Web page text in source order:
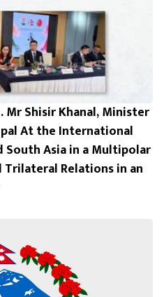
Mr Shisir Khanal, Minister
At the International
Asia in a Multipolar
Trilateral Relations in an